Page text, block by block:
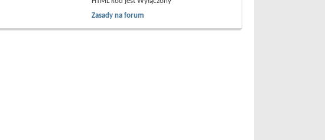
Zasady na forum